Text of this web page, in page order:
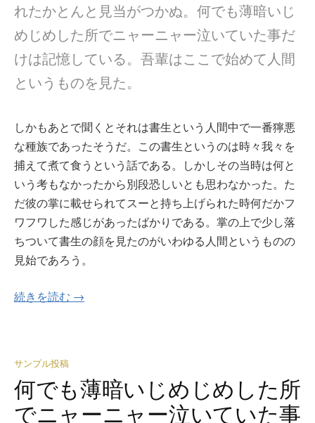
れたかとんと見当がつかぬ。何でも薄暗いじ
めじめした所でニャーニャー泣いていた事だ
けは記憶している。吾輩はここで始めて人間
というものを見た。
しかもあとで聞くとそれは書生という人間中で一番獰悪
な種族であったそうだ。この書生というのは時々我々を
捕えて煮て食うという話である。しかしその当時は何と
いう考もなかったから別段恐しいとも思わなかった。た
だ彼の掌に載せられてスーと持ち上げられた時何だかフ
ワフワした感じがあったばかりである。掌の上で少し落
ちついて書生の顔を見たのがいわゆる人間というものの
見始であろう。
続きを読む →
サンプル投稿
何でも薄暗いじめじめした所
でニャーニャー泣いていた事